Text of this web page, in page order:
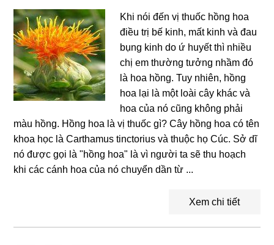
Khi nói đến vị thuốc hồng hoa
điều trị bế kinh, mất kinh và đau
bụng kinh do ứ huyết thì nhiều
chị em thường tưởng nhầm đó
là hoa hồng. Tuy nhiên, hồng
hoa lại là một loài cây khác và
hoa của nó cũng không phải
màu hồng. Hồng hoa là vị thuốc gì? Cây hồng hoa có tên
khoa học là Carthamus tinctorius và thuộc họ Cúc. Sở dĩ
nó được gọi là "hồng hoa" là vì người ta sẽ thu hoạch
khi các cánh hoa của nó chuyển dần từ ...
Xem chi tiết